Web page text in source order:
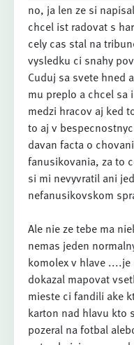
no, ja len ze si
chcel ist radovat s
cely cas stal na
vysledku ci snahy
Cuduj sa svete hned
mu preplo a chcel sa
medzi hracov aj ked
to aj v
davan facta o
fanusikovania, za to
si mi nevyvratil ani
nefanusikovskom
Ale nie ze tebe ma
nemas jeden
komolex v hlave
dokazal mapovat
mieste ci fandili ake
karton nad hlavu kto
pozeral na fotbal